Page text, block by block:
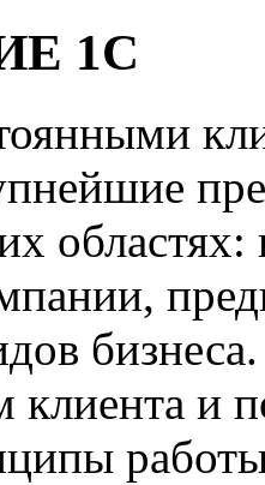
1С
областях:
клиента и